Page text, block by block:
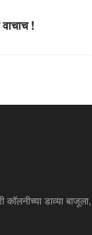
!
डाव्या बाजूला,